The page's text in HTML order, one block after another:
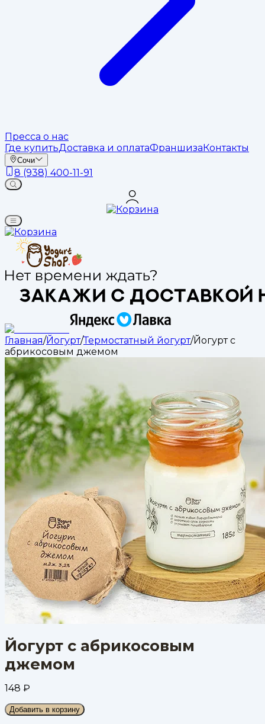
Пресса о нас
Где купитьДоставка и оплатаФраншизаКонтакты
Сочи
8 (938) 400-11-91
Главная/Йогурт/Термостатный йогурт/Йогурт с
абрикосовым джемом
Йогурт с абрикосовым
джемом
148 ₽
Добавить в корзину